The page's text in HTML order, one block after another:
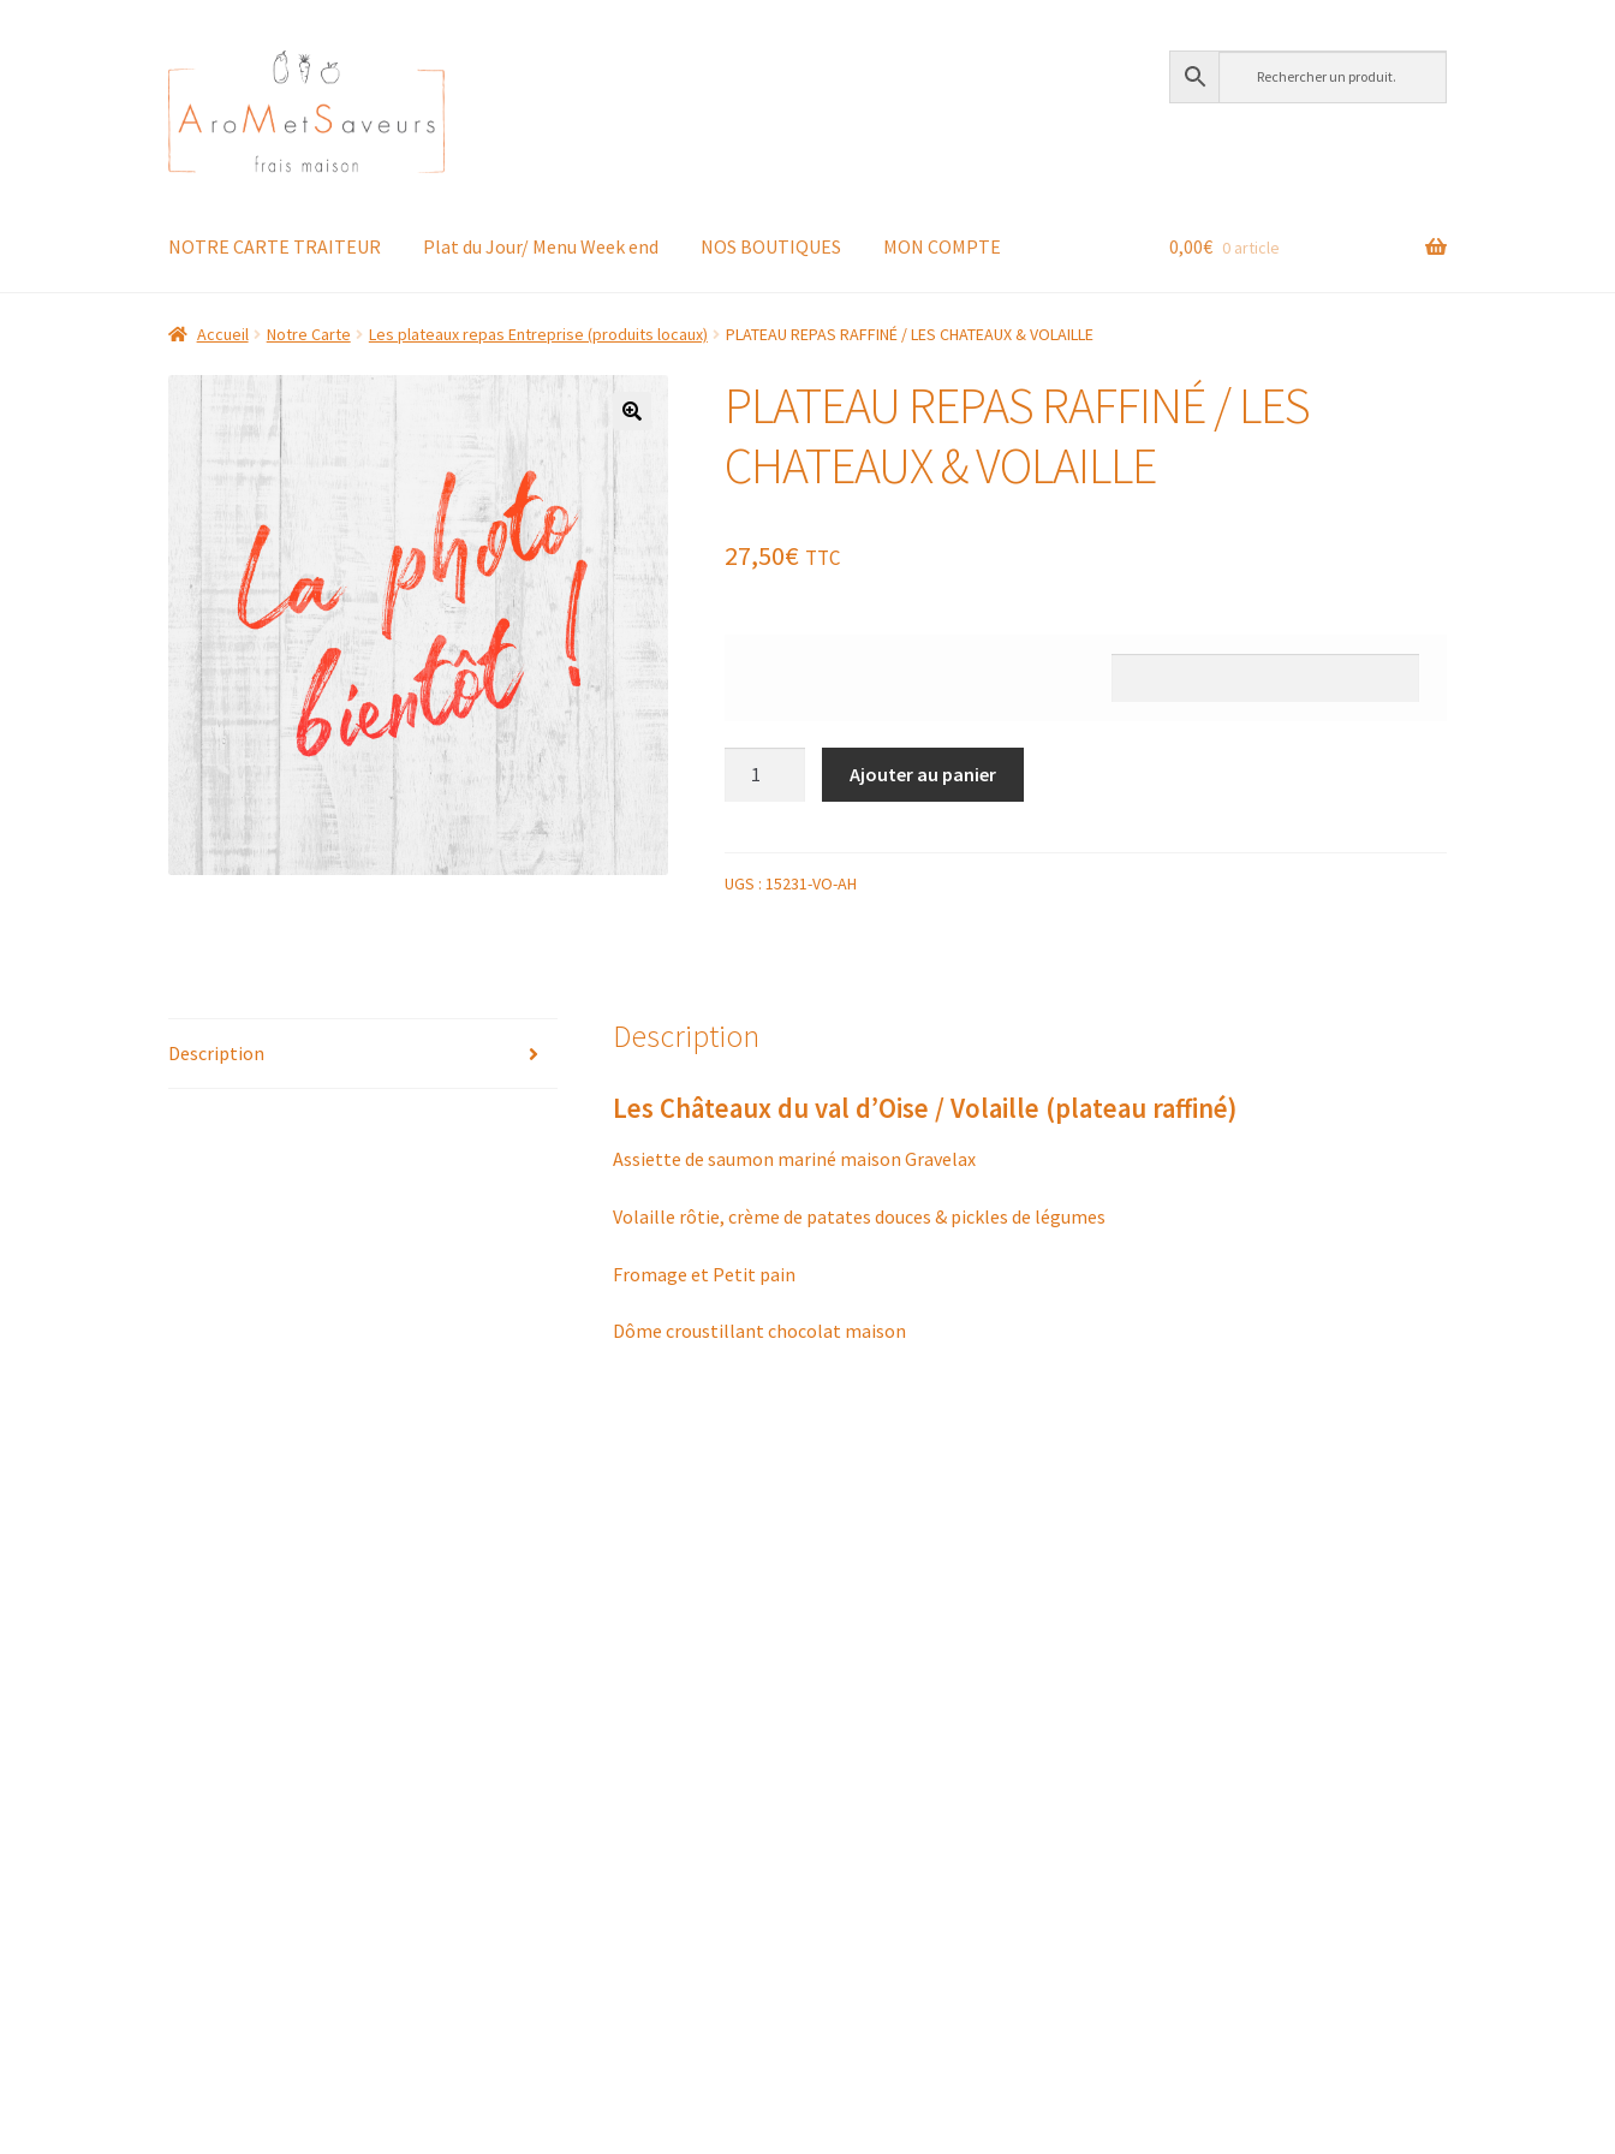
Aller
à
la
navigation
Aller
au
contenu
NOTRE CARTE TRAITEUR Plat du Jour/ Menu Week end NOS BOUTIQUES MON COMPTE 0,00€ 0 article
Accueil Notre Carte Les plateaux repas Entreprise (produits locaux) PLATEAU REPAS RAFFINÉ / LES CHATEAUX & VOLAILLE
PLATEAU REPAS RAFFINÉ / LES
CHATEAUX & VOLAILLE
27,50€ TTC
RAFFINÉ
VOLAILLE
Ajouter au panier
UGS : 15231-VO-AH
Description Description
Les Châteaux du val d’Oise / Volaille (plateau raffiné)
Assiette de saumon mariné maison Gravelax
Volaille rôtie, crème de patates douces & pickles de légumes
Fromage et Petit pain
Dôme croustillant chocolat maison